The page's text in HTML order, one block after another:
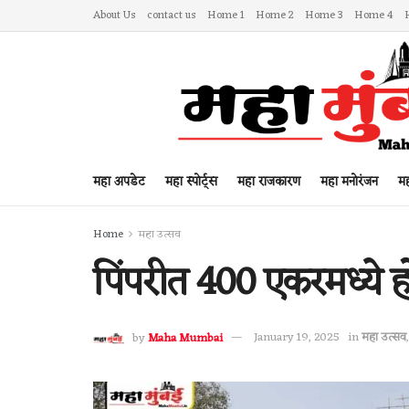
About Us contact us Home 1 Home 2 Home 3 Home 4
महा अपडेट महा स्पोर्ट्स महा राजकारण महा मनोरंजन
Home महा उत्सव
पिंपरीत 400 एकरमध्ये
byMaha Mumbai January 19, 2025 inमहा उत्सव,